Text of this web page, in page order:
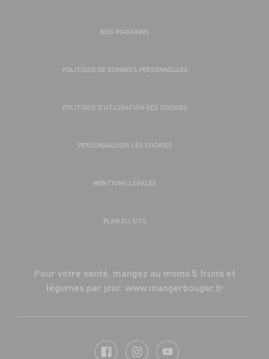
NOS MAGASINS
POLITIQUE DE DONNÉES PERSONNELLES
POLITIQUE D’UTILISATION DES COOKIES
PERSONNALISER LES COOKIES
MENTIONS LÉGALES
PLAN DU SITE
Pour votre santé, mangez au moins 5 fruits et
légumes par jour. www.mangerbouger.fr